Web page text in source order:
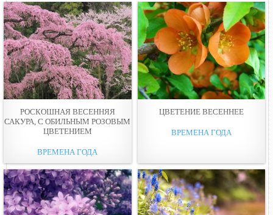
РОСКОШНАЯ ВЕСЕННЯЯ
САКУРА, С ОБИЛЬНЫМ РОЗОВЫМ
ЦВЕТЕНИЕМ
ВРЕМЕНА ГОДА
ЦВЕТЕНИЕ ВЕСЕННЕЕ
ВРЕМЕНА ГОДА